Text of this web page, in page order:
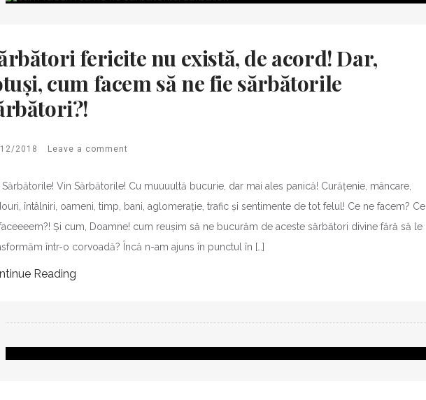
fericite nu există, de acord! Dar,
cum facem să ne fie sărbătorile
2018 Leave a comment
Sărbătorile! Vin Sărbătorile! Cu muuuultă bucurie, dar mai ales panică! Curățenie, mâncare,
întâlniri, oameni, timp, bani, aglomerație, trafic și sentimente de tot felul! Ce ne facem? Ce
Și cum, Doamne! cum reușim să ne bucurăm de aceste sărbători divine fără să le
într-o corvoadă? Încă n-am ajuns în punctul în […]
Reading